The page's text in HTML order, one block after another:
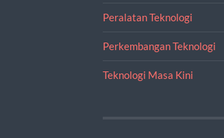
Peralatan Teknologi
Perkembangan Teknologi
Teknologi Masa Kini